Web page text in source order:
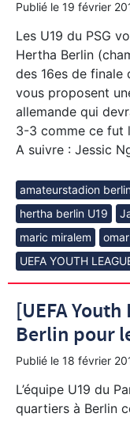
Publié le 19 février
Les U19 du PSG
Hertha Berlin
des 16es de finale
vous proposent
allemande qui
3-3 comme ce fut
A suivre : Jessic
amateurstadion berlin
hertha berlin U19
maric miralem
UEFA YOUTH
[UEFA
Berlin pour
Publié le 18 février
L’équipe U19 du
quartiers à Berlin